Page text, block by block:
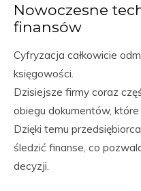
Nowoczesne
finansów
Cyfryzacja całkowicie
księgowości.
Dzisiejsze firmy coraz
obiegu dokumentów,
Dzięki temu
śledzić finanse, co
decyzji.